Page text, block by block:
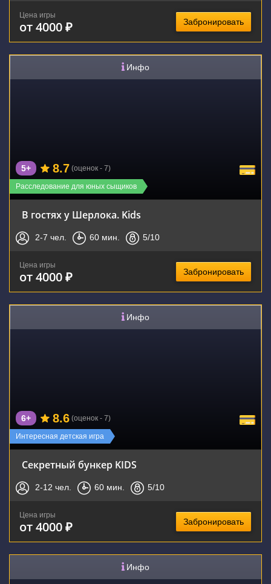
Цена игры
от 4000 ₽ Забронировать
Инфо
Расследование для юных сыщиков
5+ 8.7 (оценок - 7)
В гостях у Шерлока. Kids
2-7 чел. 60 мин. 5/10
Цена игры
от 4000 ₽ Забронировать
Инфо
Интересная детская игра
6+ 8.6 (оценок - 7)
Секретный бункер KIDS
2-12 чел. 60 мин. 5/10
Цена игры
от 4000 ₽ Забронировать
Инфо